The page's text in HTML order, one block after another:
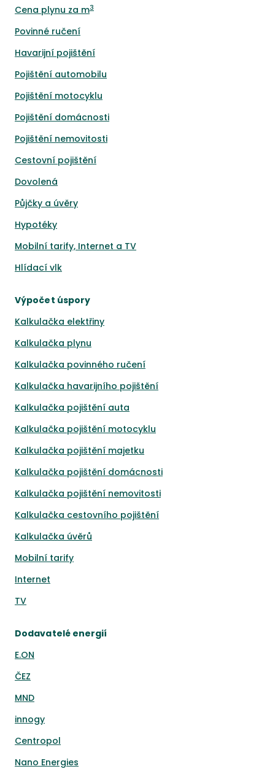
Cena plynu za m3
Povinné ručení
Havarijní pojištění
Pojištění automobilu
Pojištění motocyklu
Pojištění domácnosti
Pojištění nemovitosti
Cestovní pojištění
Dovolená
Půjčky a úvěry
Hypotéky
Mobilní tarify, Internet a TV
Hlídací vlk
Výpočet úspory
Kalkulačka elektřiny
Kalkulačka plynu
Kalkulačka povinného ručení
Kalkulačka havarijního pojištění
Kalkulačka pojištění auta
Kalkulačka pojištění motocyklu
Kalkulačka pojištění majetku
Kalkulačka pojištění domácnosti
Kalkulačka pojištění nemovitosti
Kalkulačka cestovního pojištění
Kalkulačka úvěrů
Mobilní tarify
Internet
TV
Dodavatelé energií
E.ON
ČEZ
MND
innogy
Centropol
Nano Energies